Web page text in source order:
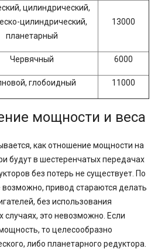
цилиндрический,
цилиндрический,
планетарный
13000
Червячный 6000
глобоидный 11000
мощности и веса
как отношение мощности на
будут в шестеренчатых передачах
без потерь не существует. По
возможно, привод стараются делать
без использования
случаях, это невозможно. Если
то целесообразно
либо планетарного редуктора.